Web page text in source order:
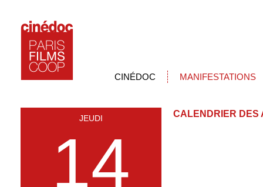
CINÉDOC MANIFESTATIONS
JEUDI
14
CALENDRIER DES